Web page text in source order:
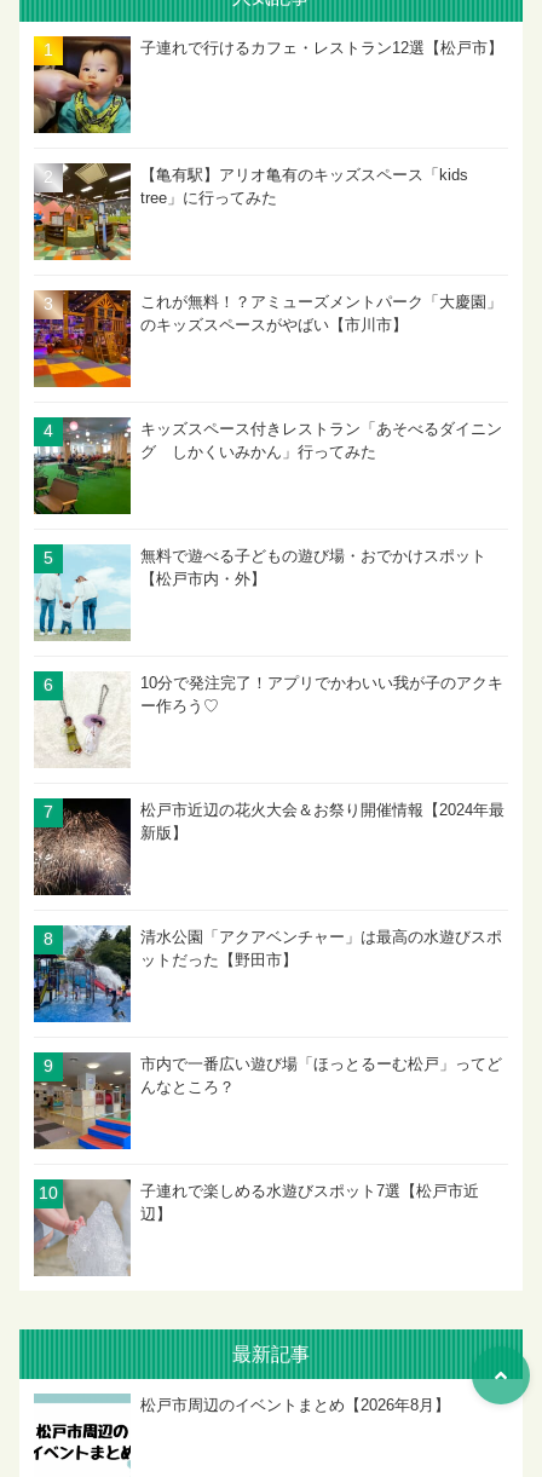
子連れで行けるカフェ・レストラン12選【松戸市】
【亀有駅】アリオ亀有のキッズスペース「kids
tree」に行ってみた
これが無料！？アミューズメントパーク「大慶園」
のキッズスペースがやばい【市川市】
キッズスペース付きレストラン「あそべるダイニン
グ しかくいみかん」行ってみた
無料で遊べる子どもの遊び場・おでかけスポット
【松戸市内・外】
10分で発注完了！アプリでかわいい我が子のアクキ
ー作ろう♡
松戸市近辺の花火大会＆お祭り開催情報【2024年最
新版】
清水公園「アクアベンチャー」は最高の水遊びスポ
ットだった【野田市】
市内で一番広い遊び場「ほっとるーむ松戸」ってど
んなところ？
子連れで楽しめる水遊びスポット7選【松戸市近
辺】
最新記事
松戸市周辺のイベントまとめ【2026年8月】